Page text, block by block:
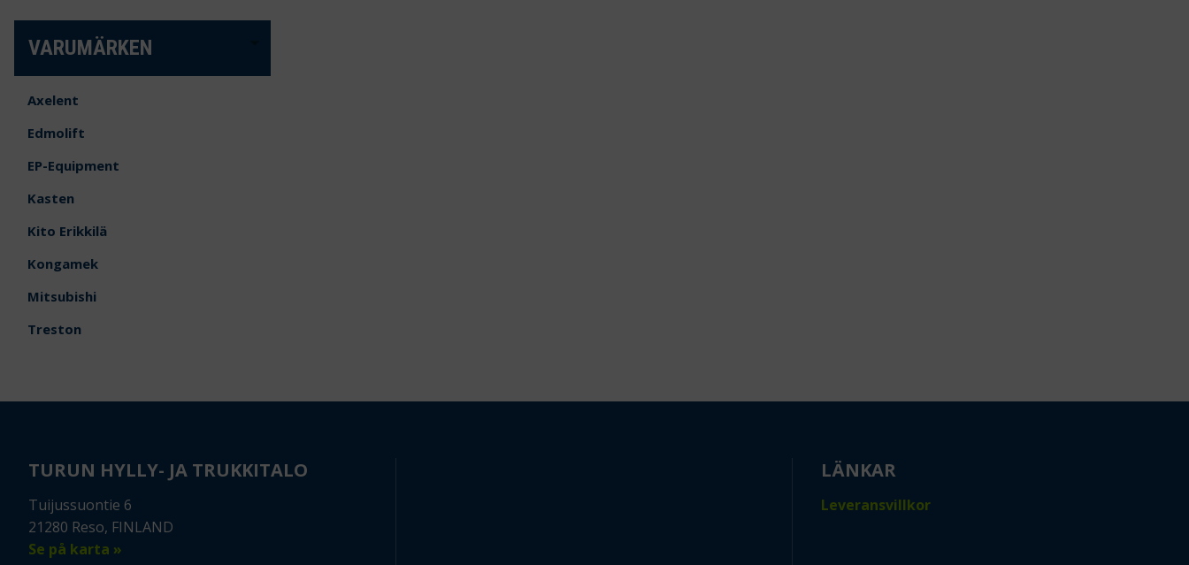
VARUMÄRKEN
Axelent
Edmolift
EP-Equipment
Kasten
Kito Erikkilä
Kongamek
Mitsubishi
Treston
TURUN HYLLY- JA TRUKKITALO
Tuijussuontie 6
21280 Reso, FINLAND
Se på karta »
LÄNKAR
Leveransvillkor